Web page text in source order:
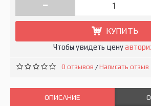
-
КУПИТЬ
Чтобы увидеть цену
0 отзывов /Написать отзыв
ОПИСАНИЕ